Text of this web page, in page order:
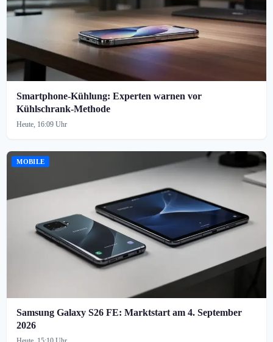
Smartphone-Kühlung: Experten warnen vor
Kühlschrank-Methode
Heute, 16:09 Uhr
MOBILE
Samsung Galaxy S26 FE: Marktstart am 4. September
2026